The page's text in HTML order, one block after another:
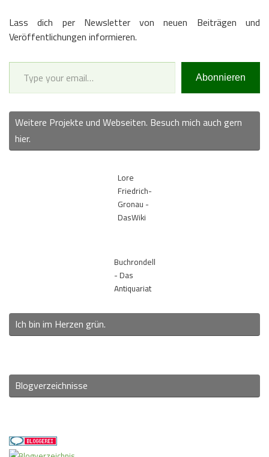
Lass dich per Newsletter von neuen Beiträgen und
Veröffentlichungen informieren.
Type your email…
Abonnieren
Weitere Projekte und Webseiten. Besuch mich auch gern
hier.
Lore
Friedrich-
Gronau -
DasWiki
Buchrondell
- Das
Antiquariat
Ich bin im Herzen grün.
Blogverzeichnisse